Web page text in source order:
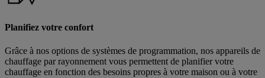
Planifiez votre confort
Grâce à nos options de systèmes de programmation, nos appareils de
chauffage par rayonnement vous permettent de planifier votre
chauffage en fonction des besoins propres à votre maison ou à votre